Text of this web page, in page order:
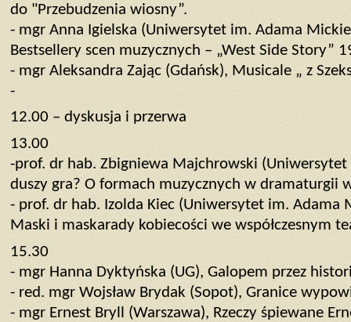
do "Przebudzenia wiosny”.
- mgr Anna Igielska (Uniwersytet im. Adama
Bestsellery scen muzycznych – „West Side Story”
- mgr Aleksandra Zając (Gdańsk), Musicale „ z
-
12.00 – dyskusja i przerwa
13.00
-prof. dr hab. Zbigniewa Majchrowski (Uniwersytet
duszy gra? O formach muzycznych w dramaturgii
- prof. dr hab. Izolda Kiec (Uniwersytet im. Adama
Maski i maskarady kobiecości we współczesnym
15.30
- mgr Hanna Dyktyńska (UG), Galopem przez
- red. mgr Wojsław Brydak (Sopot), Granice
- mgr Ernest Bryll (Warszawa), Rzeczy śpiewane